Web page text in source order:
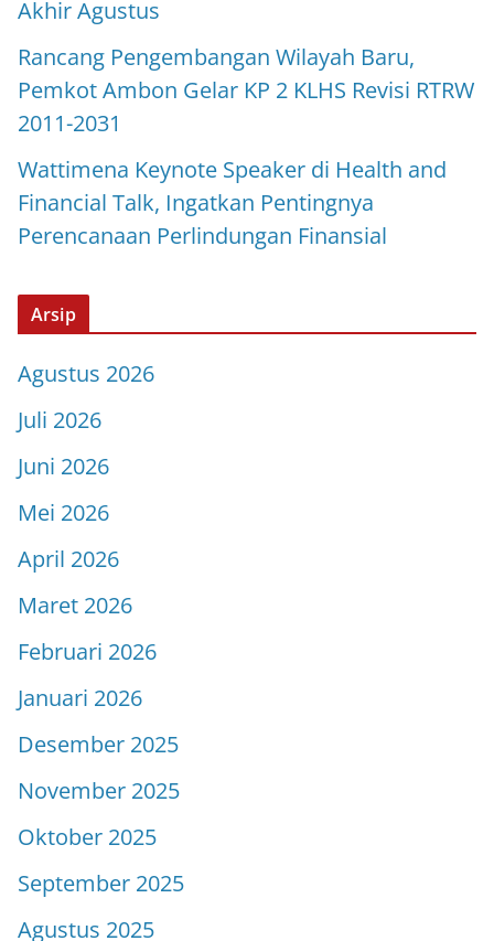
Akhir Agustus
Rancang Pengembangan Wilayah Baru,
Pemkot Ambon Gelar KP 2 KLHS Revisi RTRW
2011-2031
Wattimena Keynote Speaker di Health and
Financial Talk, Ingatkan Pentingnya
Perencanaan Perlindungan Finansial
Arsip
Agustus 2026
Juli 2026
Juni 2026
Mei 2026
April 2026
Maret 2026
Februari 2026
Januari 2026
Desember 2025
November 2025
Oktober 2025
September 2025
Agustus 2025